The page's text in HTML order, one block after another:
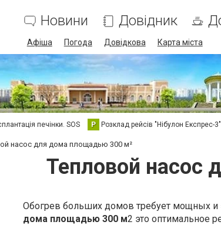
Новини Довідник
Афіша Погода Довідкова Карта міста
печінки. SOS Р Розклад рейсів "Нібулон Експрес-3"
насос для дома площадью 300 м²
Тепловой насос
Обогрев больших домов требует мощных и
дома площадью 300 м2 это оптимальное